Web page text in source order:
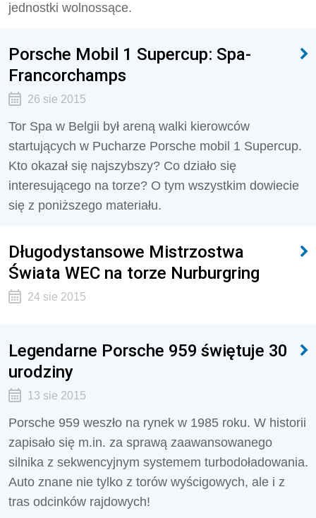
jednostki wolnossące.
Porsche Mobil 1 Supercup: Spa-
Francorchamps
26 sie 2015
Tor Spa w Belgii był areną walki kierowców
startujących w Pucharze Porsche mobil 1 Supercup.
Kto okazał się najszybszy? Co działo się
interesującego na torze? O tym wszystkim dowiecie
się z poniższego materiału.
Długodystansowe Mistrzostwa
Świata WEC na torze Nurburgring
24 sie 2015
Legendarne Porsche 959 świętuje 30
urodziny
13 sie 2015
Porsche 959 weszło na rynek w 1985 roku. W historii
zapisało się m.in. za sprawą zaawansowanego
silnika z sekwencyjnym systemem turbodoładowania.
Auto znane nie tylko z torów wyścigowych, ale i z
tras odcinków rajdowych!